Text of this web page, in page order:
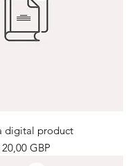
digital product
Precio
20,00 GBP